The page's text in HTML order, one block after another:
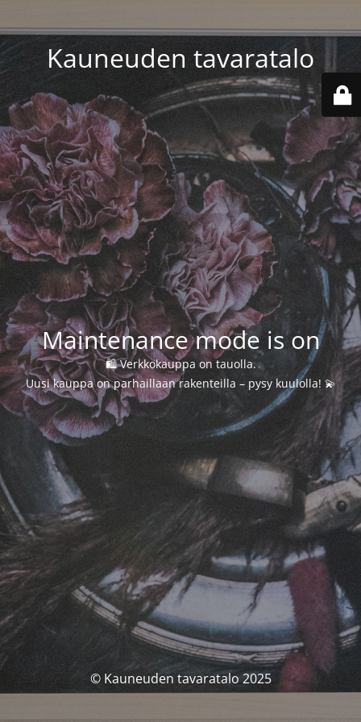
Kauneuden tavaratalo
Maintenance mode is on
🛍️ Verkkokauppa on tauolla.
Uusi kauppa on parhaillaan rakenteilla – pysy kuulolla! 💫
© Kauneuden tavaratalo 2025